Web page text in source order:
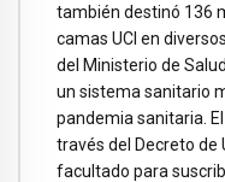
también destinó 136
camas UCI en
del Ministerio de
un sistema sanitario
pandemia sanitaria.
través del Decreto de
facultado para